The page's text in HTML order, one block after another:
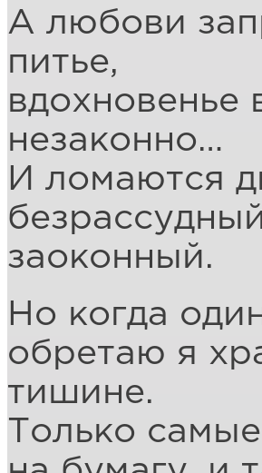
А любови
питье,
вдохновенье
незаконно…
И ломаются
заоконный.
Но когда
обретаю я
тишине.
Только